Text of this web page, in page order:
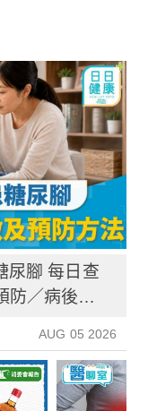
尿腳 每日查
防／病後護
AUG 05 2026